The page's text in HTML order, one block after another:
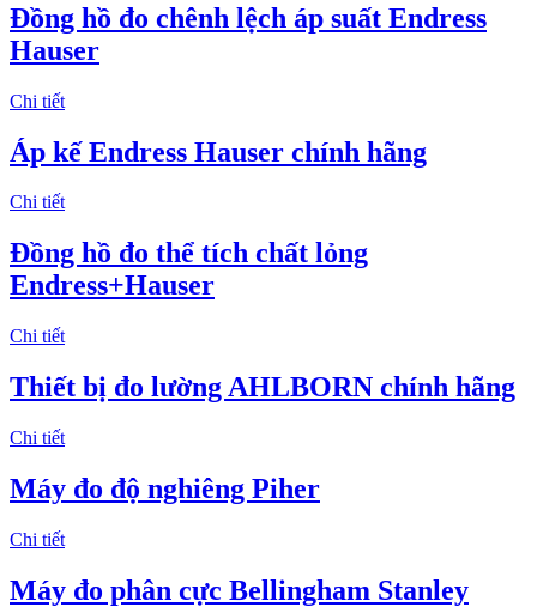
Đồng hồ đo chênh lệch áp suất Endress
Hauser
Chi tiết
Áp kế Endress Hauser chính hãng
Chi tiết
​Đồng hồ đo thể tích chất lỏng
Endress+Hauser
Chi tiết
Thiết bị đo lường AHLBORN chính hãng
Chi tiết
Máy đo độ nghiêng Piher
Chi tiết
Máy đo phân cực Bellingham Stanley